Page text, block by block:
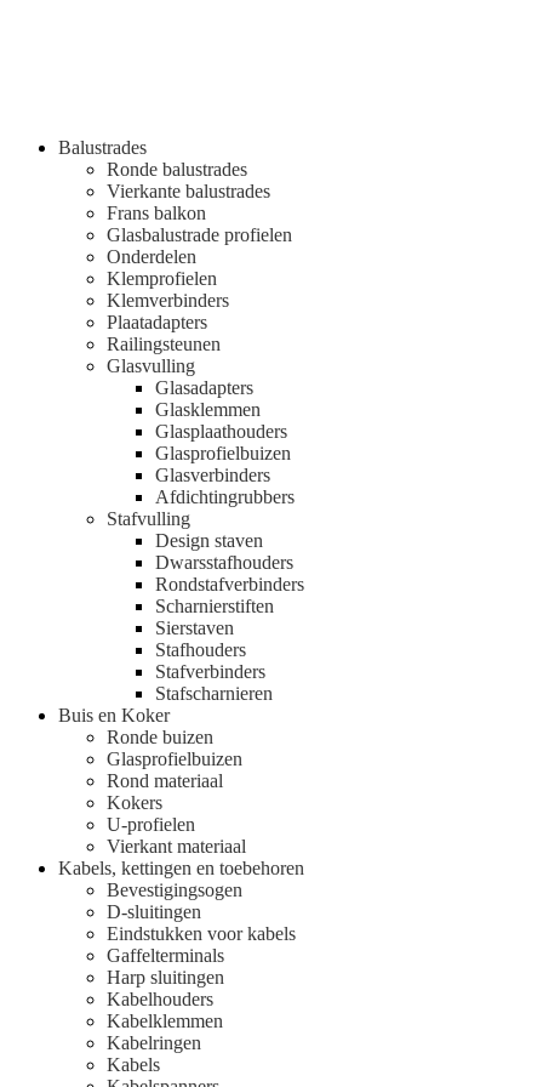
Balustrades
Ronde balustrades
Vierkante balustrades
Frans balkon
Glasbalustrade profielen
Onderdelen
Klemprofielen
Klemverbinders
Plaatadapters
Railingsteunen
Glasvulling
Glasadapters
Glasklemmen
Glasplaathouders
Glasprofielbuizen
Glasverbinders
Afdichtingrubbers
Stafvulling
Design staven
Dwarsstafhouders
Rondstafverbinders
Scharnierstiften
Sierstaven
Stafhouders
Stafverbinders
Stafscharnieren
Buis en Koker
Ronde buizen
Glasprofielbuizen
Rond materiaal
Kokers
U-profielen
Vierkant materiaal
Kabels, kettingen en toebehoren
Bevestigingsogen
D-sluitingen
Eindstukken voor kabels
Gaffelterminals
Harp sluitingen
Kabelhouders
Kabelklemmen
Kabelringen
Kabels